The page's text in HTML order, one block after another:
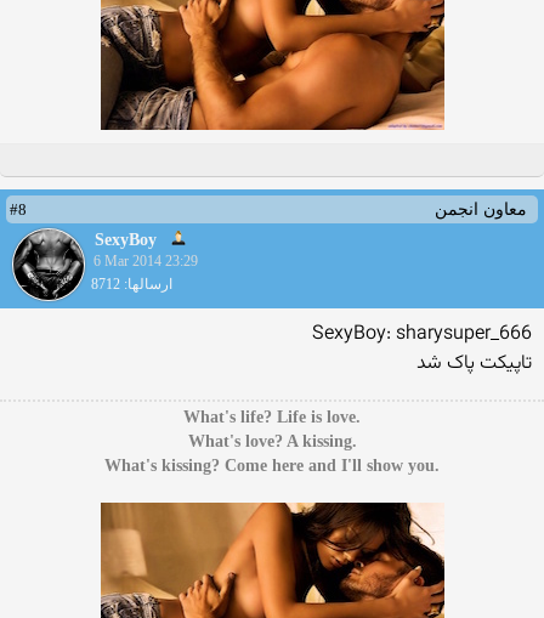
معاون انجمن
#8
SexyBoy
6 Mar 2014 23:29
ارسالها: 8712
SexyBoy: sharysuper_666
تاپیکت پاک شد
.What's life? Life is love
.What's love? A kissing
.What's kissing? Come here and I'll show you